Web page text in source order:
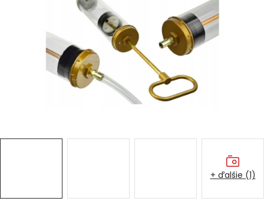
Ochranné pracovné pomôcky
Vianoce
Servis náradia Hodnotenie obchodu
+ ďalšie (1)